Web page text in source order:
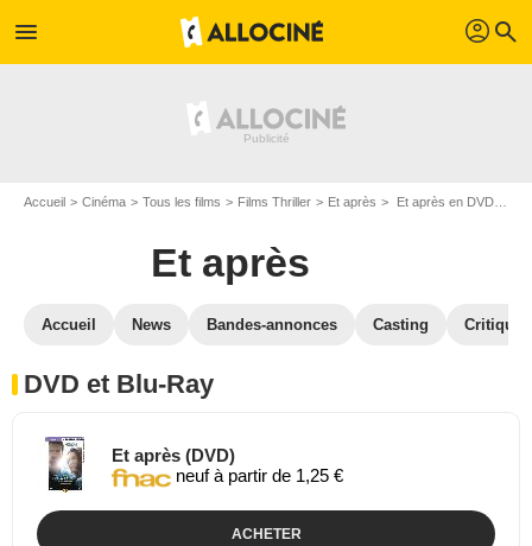
menu profil search
Accueil Cinéma Tous les films Films Thriller Et après Et après en DVD Blu Ray
Et après
Accueil News Bandes-annonces Casting
DVD et Blu-Ray
Et après (DVD)
neuf à partir de 1,25 €
ACHETER